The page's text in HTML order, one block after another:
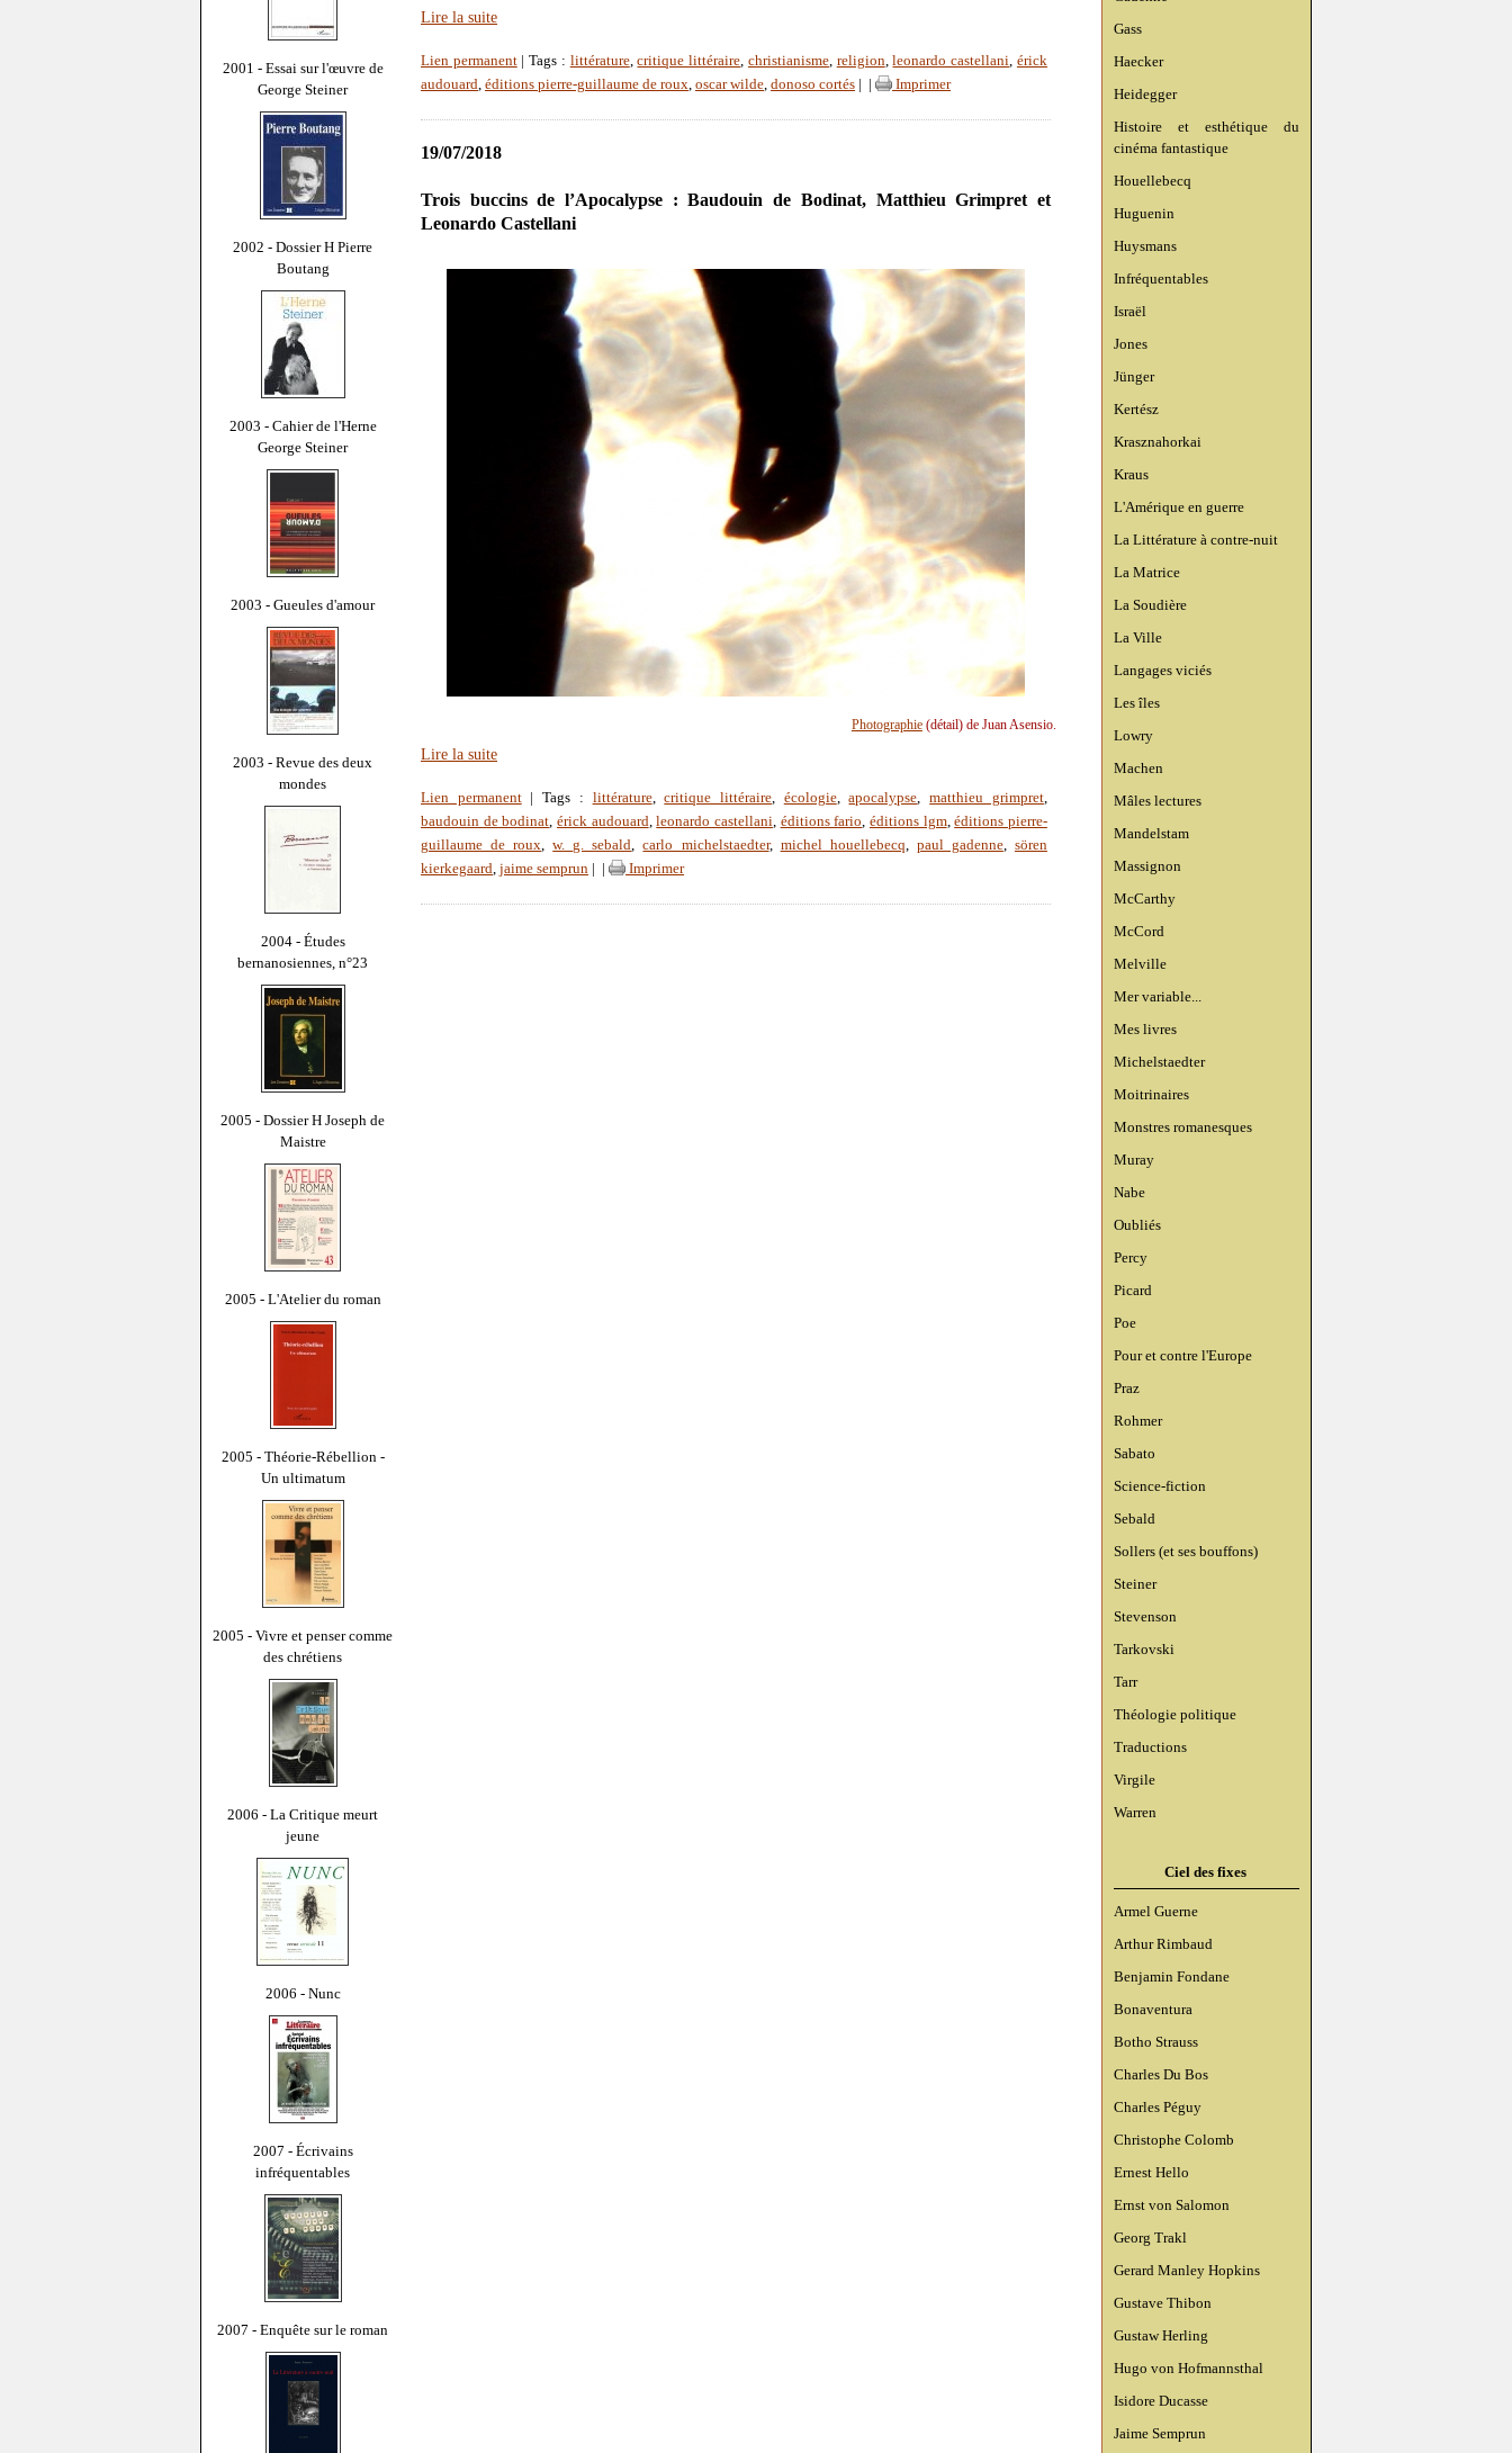
2001 - Essai sur l'œuvre de
George Steiner
2002 - Dossier H Pierre
Boutang
2003 - Cahier de l'Herne
George Steiner
2003 - Gueules d'amour
2003 - Revue des deux
mondes
2004 - Études
bernanosiennes, n°23
2005 - Dossier H Joseph de
Maistre
2005 - L'Atelier du roman
2005 - Théorie-Rébellion -
Un ultimatum
2005 - Vivre et penser comme
des chrétiens
2006 - La Critique meurt
jeune
2006 - Nunc
2007 - Écrivains
infréquentables
2007 - Enquête sur le roman
Gass
Haecker
Heidegger
Histoire et esthétique du
cinéma fantastique
Houellebecq
Huguenin
Huysmans
Infréquentables
Israël
Jones
Jünger
Kertész
Krasznahorkai
Kraus
L'Amérique en guerre
La Littérature à contre-nuit
La Matrice
La Soudière
La Ville
Langages viciés
Les îles
Lowry
Machen
Mâles lectures
Mandelstam
Massignon
McCarthy
McCord
Melville
Mer variable...
Mes livres
Michelstaedter
Moitrinaires
Monstres romanesques
Muray
Nabe
Oubliés
Percy
Picard
Poe
Pour et contre l'Europe
Praz
Rohmer
Sabato
Science-fiction
Sebald
Sollers (et ses bouffons)
Steiner
Stevenson
Tarkovski
Tarr
Théologie politique
Traductions
Virgile
Warren
Ciel des fixes
Armel Guerne
Arthur Rimbaud
Benjamin Fondane
Bonaventura
Botho Strauss
Charles Du Bos
Charles Péguy
Christophe Colomb
Ernest Hello
Ernst von Salomon
Georg Trakl
Gerard Manley Hopkins
Gustave Thibon
Gustaw Herling
Hugo von Hofmannsthal
Isidore Ducasse
Jaime Semprun
Lire la suite
Lien permanent| Tags : littérature,critique littéraire, christianisme, religion,leonardo castellani, érick
audouard, éditions pierre-guillaume de roux, oscar wilde, donoso cortés Imprimer
19/07/2018
Trois buccins de l’Apocalypse : Baudouin de Bodinat, Matthieu Grimpret et
Leonardo Castellani
Photographie(détail) de Juan Asensio.
Lire la suite
Lien permanent| Tags : littérature,critique littéraire, écologie,apocalypse,matthieu grimpret,
baudouin de bodinat, érick audouard,leonardo castellani, éditions fario, éditions lgm,éditions pierre-
guillaume de roux,w. g. sebald,carlo michelstaedter, michel houellebecq, paul gadenne, sören
kierkegaard, jaime semprun Imprimer